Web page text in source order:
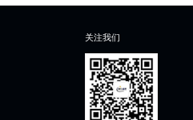
关注我们